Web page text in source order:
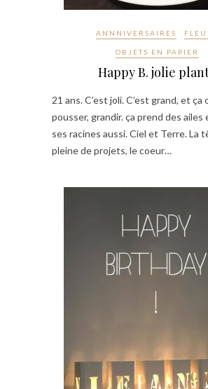
ANNNIVERSAIRES
OBJETS EN PAPIER
Happy B. jolie
21 ans. C’est joli. C’est grand, et ça
pousser, grandir. ça prend des ailes
ses racines aussi. Ciel et Terre. La
pleine de projets, le coeur…